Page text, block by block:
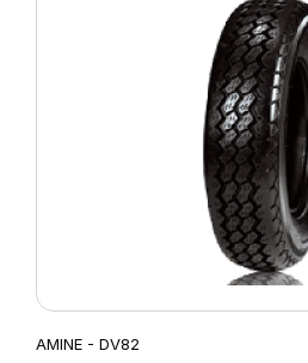
AMINE - DV82